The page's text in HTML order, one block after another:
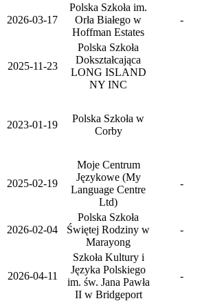
2026-03-17
Polska Szkoła im.
Orła Białego w
Hoffman Estates
-
2025-11-23
Polska Szkoła
Dokształcająca
LONG ISLAND
NY INC
2023-01-19
Polska Szkoła w
Corby
2025-02-19
Moje Centrum
Językowe (My
Language Centre
Ltd)
-
2026-02-04
Polska Szkoła
Świętej Rodziny w
Marayong
-
2026-04-11
Szkoła Kultury i
Języka Polskiego
im. św. Jana Pawła
II w Bridgeport
-